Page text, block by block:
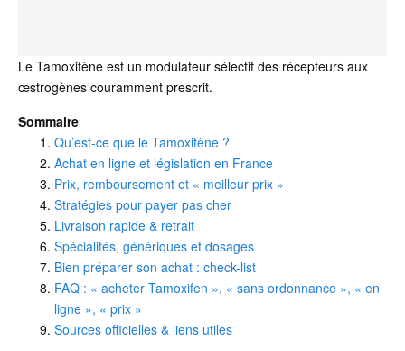
Le Tamoxifène est un modulateur sélectif des récepteurs aux
œstrogènes couramment prescrit.
Sommaire
Qu’est-ce que le Tamoxifène ?
Achat en ligne et législation en France
Prix, remboursement et « meilleur prix »
Stratégies pour payer pas cher
Livraison rapide & retrait
Spécialités, génériques et dosages
Bien préparer son achat : check-list
FAQ : « acheter Tamoxifen », « sans ordonnance », « en
ligne », « prix »
Sources officielles & liens utiles